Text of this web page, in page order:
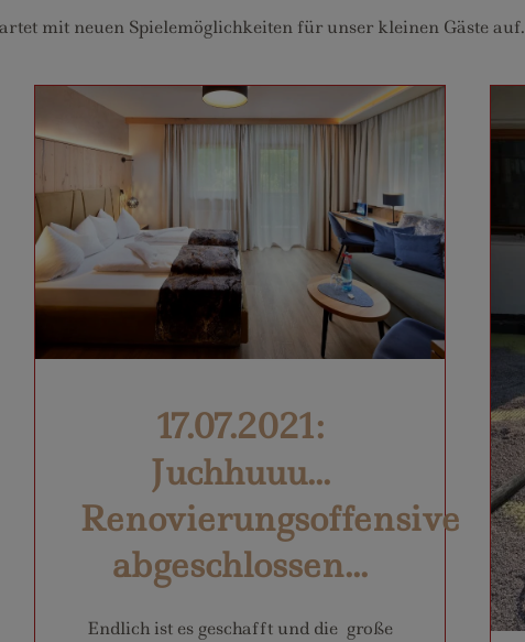
mit neuen Spielemöglichkeiten für unser kleinen Gäste auf.
17.07.2021:
Juchhuuu...
Renovierungsoffensive
abgeschlossen...
Endlich ist es geschafft und die große